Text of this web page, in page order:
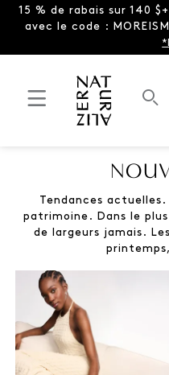
15 % de rabais sur 140
avec le code :
Tendances
patrimoine. Dans le
de largeurs jamais.